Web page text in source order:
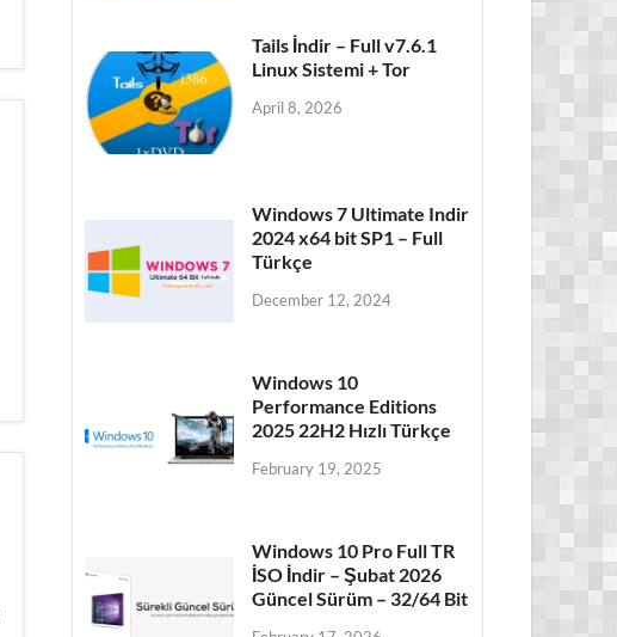
Tails İndir – Full v7.6.1
Linux Sistemi + Tor
April 8, 2026
Windows 7 Ultimate Indir
2024 x64 bit SP1 – Full
Türkçe
December 12, 2024
Windows 10
Performance Editions
2025 22H2 Hızlı Türkçe
February 19, 2025
Windows 10 Pro Full TR
İSO İndir – Şubat 2026
Güncel Sürüm – 32/64 Bit